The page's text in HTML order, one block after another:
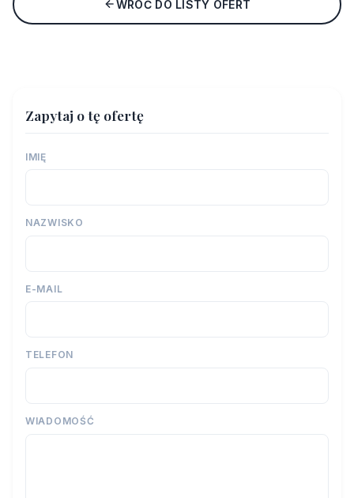
WRÓĆ DO LISTY OFERT
Zapytaj o tę ofertę
IMIĘ
NAZWISKO
E-MAIL
TELEFON
WIADOMOŚĆ